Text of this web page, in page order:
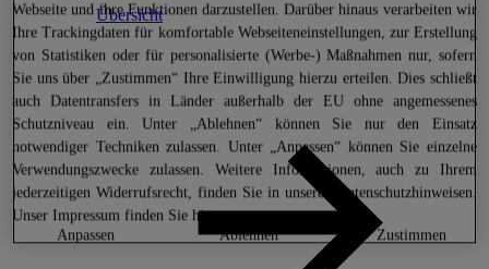
Übersicht
Webseite und ihre Funktionen darzustellen. Darüber hinaus verarbeiten wir
Ihre Trackingdaten für komfortable Webseiteneinstellungen, zur Erstellung
von Statistiken oder für personalisierte (Werbe-) Maßnahmen nur, sofern
Sie uns über „Zustimmen“ Ihre Einwilligung hierzu erteilen. Dies schließt
auch Datentransfers in Länder außerhalb der EU ohne angemessenes
Schutzniveau ein. Unter „Ablehnen“ können Sie nur den Einsatz
notwendiger Techniken zulassen. Unter „Anpassen“ können Sie einzelne
Verwendungszwecke zulassen. Weitere Informationen, auch zu Ihrem
jederzeitigen Widerrufsrecht, finden Sie in unseren
Datenschutzhinweisen.
Unser Impressum finden Sie hier.
ablehnen
zustimmen
anpassen